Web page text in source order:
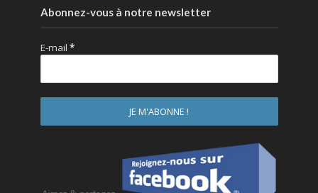
Abonnez-vous à notre newsletter
E-mail *